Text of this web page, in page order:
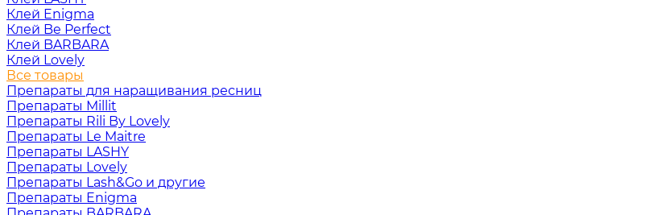
Клей Enigma
Клей Be Perfect
Клей BARBARA
Клей Lovely
Все товары
Препараты для наращивания ресниц
Препараты Millit
Препараты Rili By Lovely
Препараты Le Maitre
Препараты LASHY
Препараты Lovely
Препараты Lash&Go и другие
Препараты Enigma